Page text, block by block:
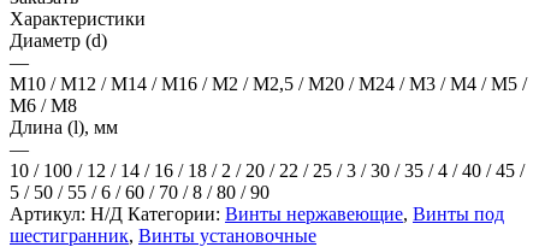
Характеристики
Диаметр (d)
—
М10 / М12 / М14 / М16 / М2 / М2,5 / М20 / М24 / М3 / М4 / М5 /
М6 / М8
Длина (l), мм
—
10 / 100 / 12 / 14 / 16 / 18 / 2 / 20 / 22 / 25 / 3 / 30 / 35 / 4 / 40 / 45 /
5 / 50 / 55 / 6 / 60 / 70 / 8 / 80 / 90
Артикул: Н/Д Категории: Винты нержавеющие, Винты под
шестигранник, Винты установочные